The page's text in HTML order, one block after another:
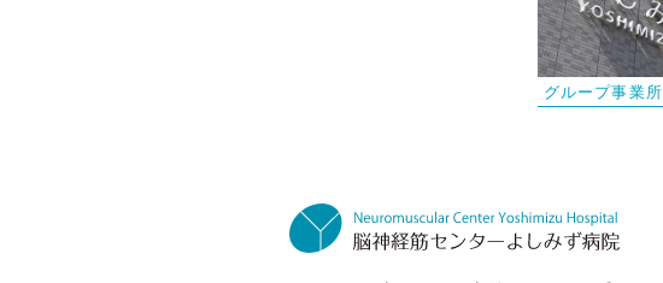
グループ事業所